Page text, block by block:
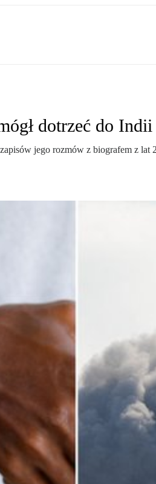
dotrzeć do Indii
jego rozmów z biografem z